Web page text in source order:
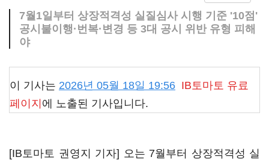
7월1일부터 상장적격성 실질심사 시행 기준 '10점'
공시불이행·번복·변경 등 3대 공시 위반 유형 피해
야
이 기사는 2026년 05월 18일 19:56 IB토마토 유료
페이지 에 노출된 기사입니다.
[IB토마토 권영지 기자] 오는 7월부터 상장적격성 실